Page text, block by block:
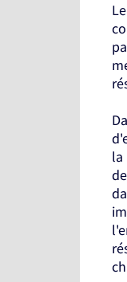
la